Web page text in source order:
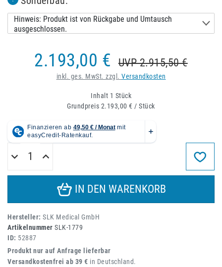
Hinweis: Produkt ist von Rückgabe und Umtausch
ausgeschlossen.
2.193,00 € UVP 2.915,50 €
inkl. ges. MwSt. zzgl. Versandkosten
Inhalt 1 Stück
Grundpreis 2.193,00 € / Stück
IN DEN WARENKORB
Hersteller: SLK Medical GmbH
Artikelnummer SLK-1779
ID: 52887
Produkt nur auf Anfrage lieferbar
Versandkostenfrei ab 39 € in Deutschland.